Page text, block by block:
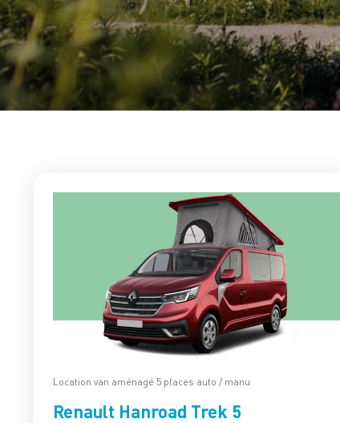
Location van aménagé 5 places auto / manu
Renault Hanroad Trek 5